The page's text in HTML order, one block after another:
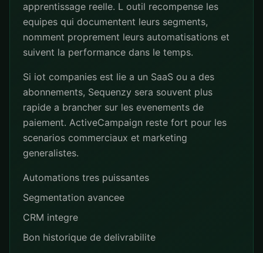
apprentissage reelle. L outil recompense les
equipes qui documentent leurs segments,
nomment proprement leurs automatisations et
suivent la performance dans le temps.
Si iot companies est lie a un SaaS ou a des
abonnements, Sequenzy sera souvent plus
rapide a brancher sur les evenements de
paiement. ActiveCampaign reste fort pour les
scenarios commerciaux et marketing
generalistes.
Automations tres puissantes
Segmentation avancee
CRM integre
Bon historique de delivrabilite